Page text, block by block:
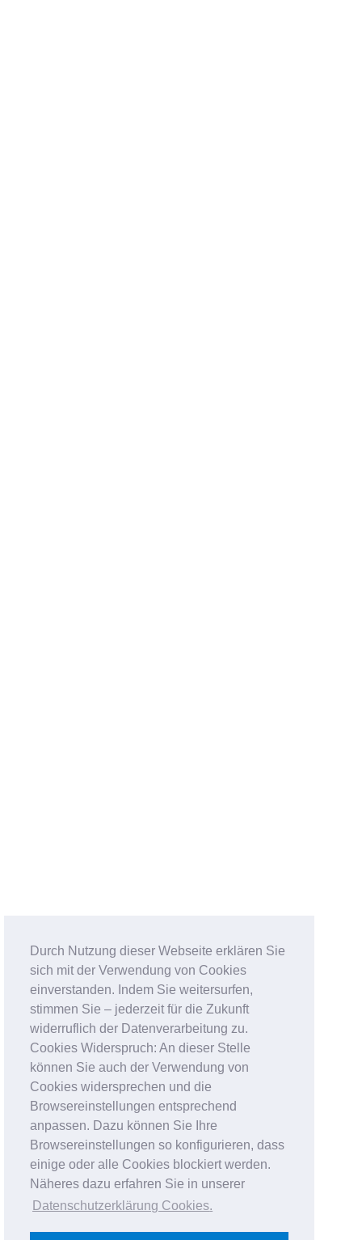
Durch Nutzung dieser Webseite erklären Sie
sich mit der Verwendung von Cookies
einverstanden. Indem Sie weitersurfen,
stimmen Sie – jederzeit für die Zukunft
widerruflich der Datenverarbeitung zu.
Cookies Widerspruch: An dieser Stelle
können Sie auch der Verwendung von
Cookies widersprechen und die
Browsereinstellungen entsprechend
anpassen. Dazu können Sie Ihre
Browsereinstellungen so konfigurieren, dass
einige oder alle Cookies blockiert werden.
Näheres dazu erfahren Sie in unserer
Datenschutzerklärung Cookies.